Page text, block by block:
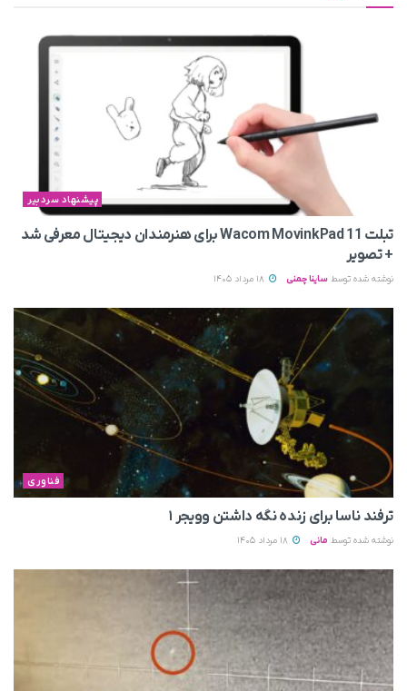
پیشنهاد سردبیر
تبلت Wacom MovinkPad 11 برای هنرمندان دیجیتال معرفی شد
+ تصویر
نوشته شده توسط ساینا چمنی
فناوری
ترفند ناسا برای زنده نگه داشتن وویجر ۱
نوشته شده توسط مانی